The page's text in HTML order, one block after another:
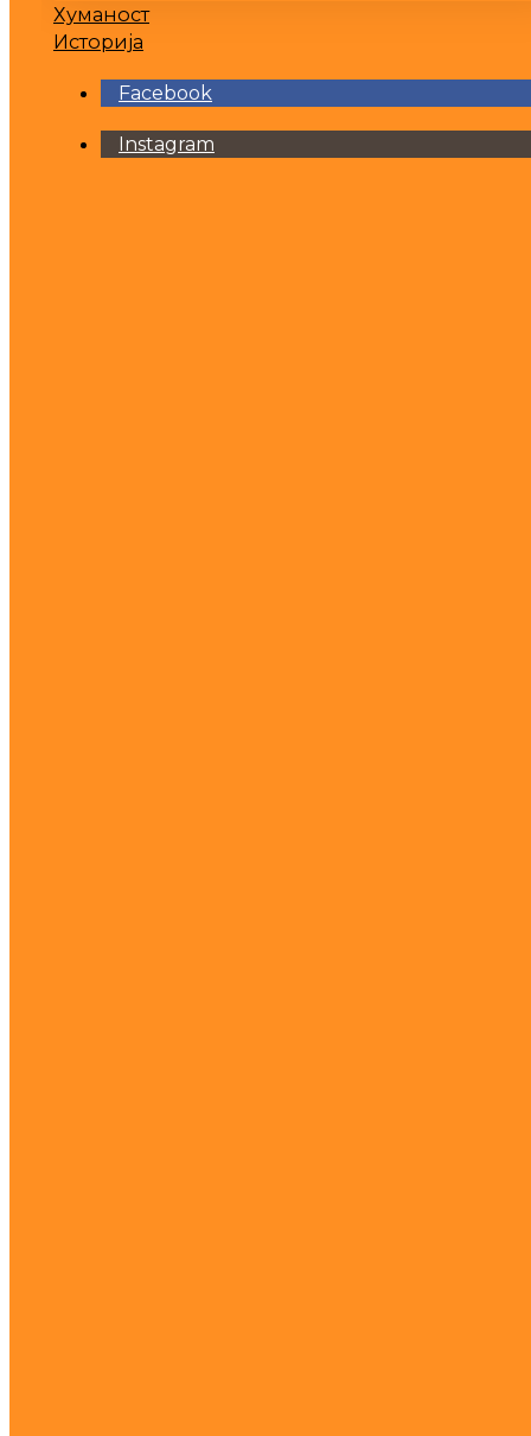
Хуманост
Историја
Facebook
Instagram